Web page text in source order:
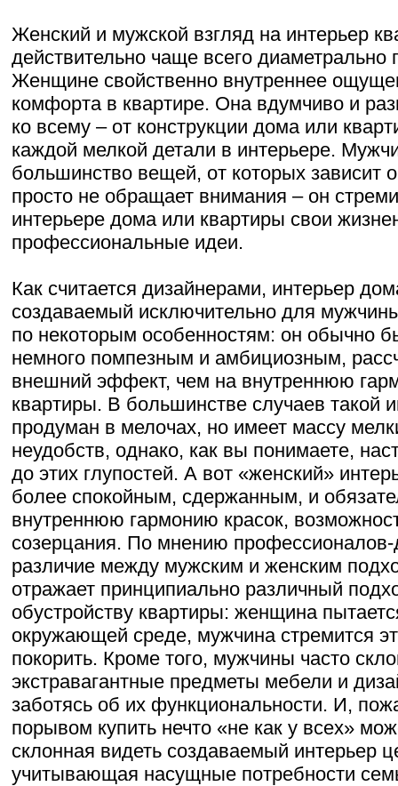
Женский и мужской взгляд на интерьер
действительно чаще всего
Женщине свойственно внутреннее
комфорта в квартире. Она вдумчиво и
ко всему – от конструкции дома или
каждой мелкой детали в интерьере.
большинство вещей, от которых
просто не обращает внимания – он
интерьере дома или квартиры свои
профессиональные идеи.
Как считается дизайнерами, интерьер
создаваемый исключительно для
по некоторым особенностям: он обычно
немного помпезным и амбициозным,
внешний эффект, чем на внутреннюю
квартиры. В большинстве случаев такой
продуман в мелочах, но имеет массу
неудобств, однако, как вы понимаете,
до этих глупостей. А вот «женский»
более спокойным, сдержанным, и
внутреннюю гармонию красок,
созерцания. По мнению профессионалов-
различие между мужским и женским
отражает принципиально различный
обустройству квартиры: женщина
окружающей среде, мужчина стремится
покорить. Кроме того, мужчины часто
экстравагантные предметы мебели и
заботясь об их функциональности. И,
порывом купить нечто «не как у всех»
склонная видеть создаваемый интерьер
учитывающая насущные потребности